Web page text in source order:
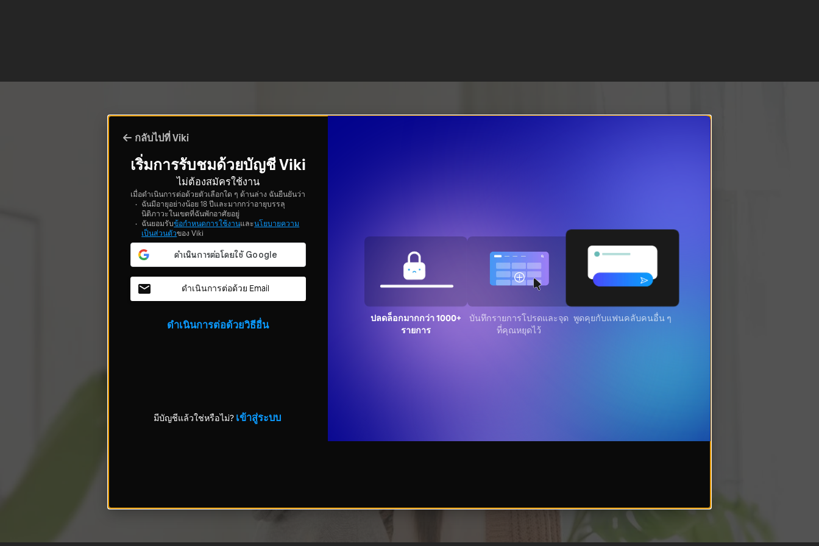
กลับไปที่ Viki
เริ่มการรับชมด้วยบัญชี Viki
ไม่ต้องสมัครใช้งาน
เมื่อดำเนินการต่อด้วยตัวเลือกใด ๆ ด้านล่าง ฉันยืนยันว่า
ฉันมีอายุอย่างน้อย 18 ปีและมากกว่าอายุบรรลุ
นิติภาวะในเขตที่ฉันพักอาศัยอยู่
ฉันยอมรับข้อกำหนดการใช้งานและนโยบายความ
เป็นส่วนตัวของ Viki
ดำเนินการต่อด้วย Email
ดำเนินการต่อด้วยวิธีอื่น
มีบัญชีแล้วใช่หรือไม่? เข้าสู่ระบบ
ปลดล็อกมากกว่า 1000+
รายการ
บันทึกรายการโปรดและจุด
ที่คุณหยุดไว้
พูดคุยกับแฟนคลับคนอื่น ๆ